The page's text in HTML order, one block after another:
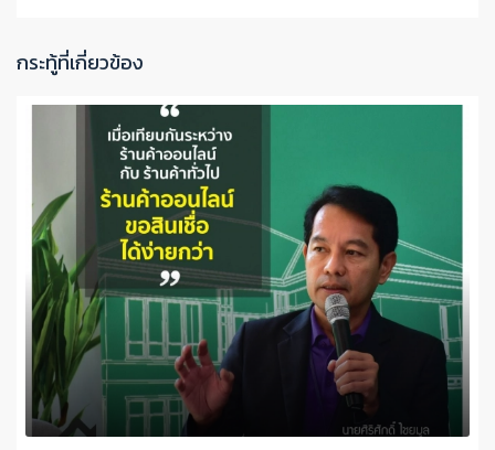
กระทู้ที่เกี่ยวข้อง